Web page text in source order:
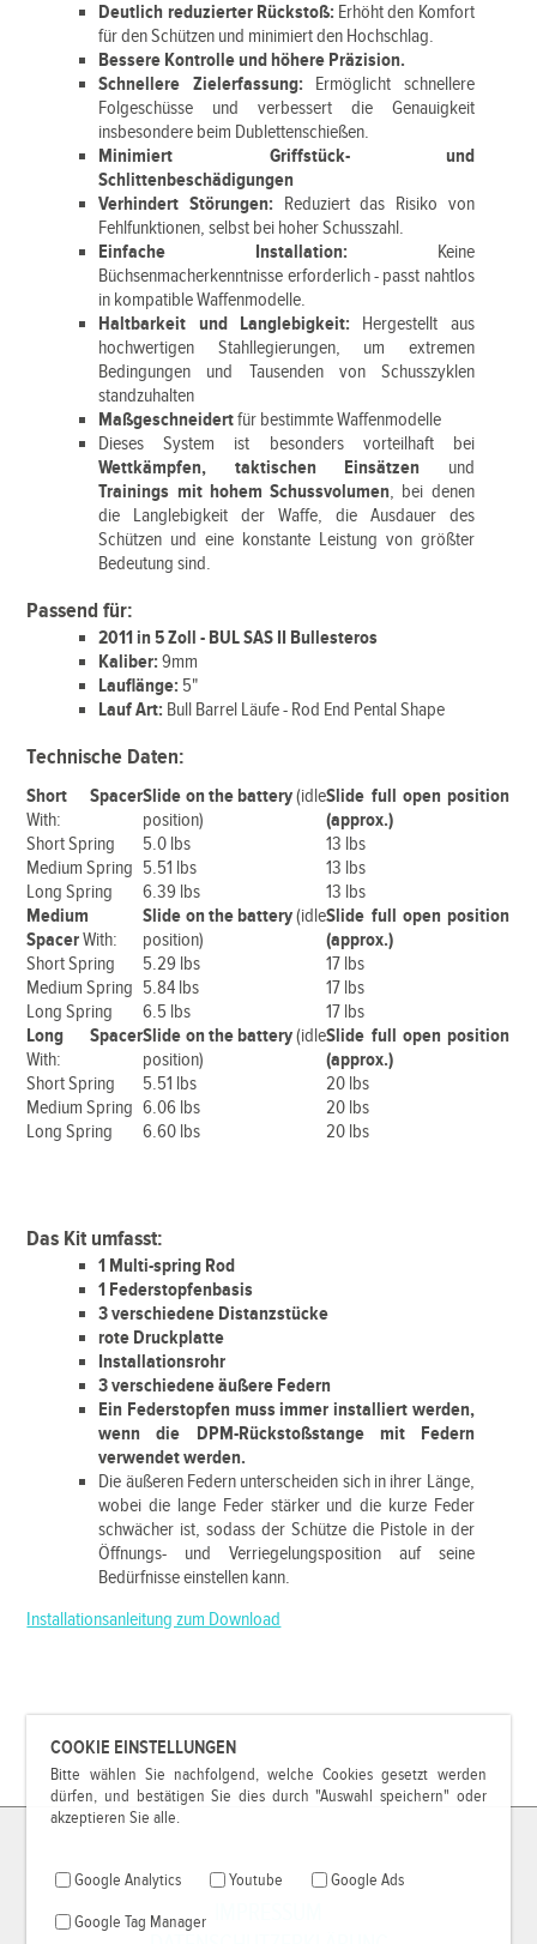
COOKIE EINSTELLUNGEN
Bitte wählen Sie nachfolgend, welche Cookies gesetzt werden
dürfen, und bestätigen Sie dies durch "Auswahl speichern" oder
akzeptieren Sie alle.
Google Analytics Youtube Google Ads
Google Tag Manager
Deutlich reduzierter Rückstoß: Erhöht den Komfort
für den Schützen und minimiert den Hochschlag.
Bessere Kontrolle und höhere Präzision.
Schnellere Zielerfassung: Ermöglicht schnellere
Folgeschüsse und verbessert die Genauigkeit
insbesondere beim Dublettenschießen.
Minimiert Griffstück- und
Schlittenbeschädigungen
Verhindert Störungen: Reduziert das Risiko von
Fehlfunktionen, selbst bei hoher Schusszahl.
Einfache Installation: Keine
Büchsenmacherkenntnisse erforderlich - passt nahtlos
in kompatible Waffenmodelle.
Haltbarkeit und Langlebigkeit: Hergestellt aus
hochwertigen Stahllegierungen, um extremen
Bedingungen und Tausenden von Schusszyklen
standzuhalten
Maßgeschneidertfür bestimmte Waffenmodelle
Dieses System ist besonders vorteilhaft bei
Wettkämpfen, taktischen Einsätzen und
Trainings mit hohem Schussvolumen, bei denen
die Langlebigkeit der Waffe, die Ausdauer des
Schützen und eine konstante Leistung von größter
Bedeutung sind.
Passend für:
2011 in 5 Zoll - BUL SAS II Bullesteros
Kaliber: 9mm
Lauflänge: 5"
Lauf Art: Bull Barrel Läufe - Rod End Pental Shape
Technische Daten:
Short Spacer
With:
Slide on the battery(idle
position)
Slide full open position
(approx.)
Short Spring
5.0 lbs
13 lbs
Medium Spring 5.51 lbs
13 lbs
Long Spring
6.39 lbs
13 lbs
Medium
SpacerWith:
Slide on the battery(idle
position)
Slide full open position
(approx.)
Short Spring
5.29 lbs
17 lbs
Medium Spring 5.84 lbs
17 lbs
Long Spring
6.5 lbs
17 lbs
Long Spacer
With:
Slide on the battery(idle
position)
Slide full open position
(approx.)
Short Spring
5.51 lbs
20 lbs
Medium Spring 6.06 lbs
20 lbs
Long Spring
6.60 lbs 20 lbs
Das Kit umfasst:
1 Multi-spring Rod
1 Federstopfenbasis
3 verschiedene Distanzstücke
rote Druckplatte
Installationsrohr
3 verschiedene äußere Federn
Ein Federstopfen muss immer installiert werden,
wenn die DPM-Rückstoßstange mit Federn
verwendet werden.
Die äußeren Federn unterscheiden sich in ihrer Länge,
wobei die lange Feder stärker und die kurze Feder
schwächer ist, sodass der Schütze die Pistole in der
Öffnungs- und Verriegelungsposition auf seine
Bedürfnisse einstellen kann.
Installationsanleitung zum Download